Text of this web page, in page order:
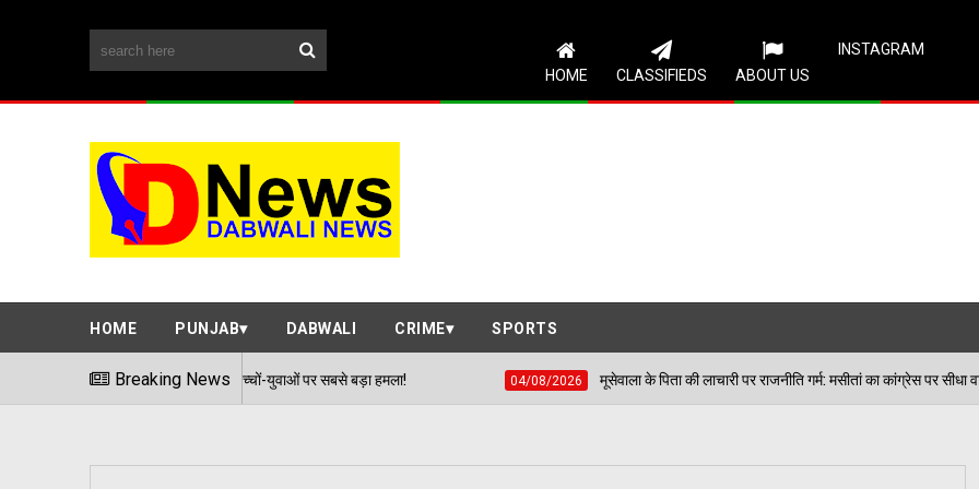
HOME CLASSIFIEDS ABOUT US
INSTAGRAM
HOME PUNJAB DABWALI CRIME SPORTS
Breaking News
की चपेट में, बच्चों-युवाओं पर सबसे बड़ा हमला! 04/08/2026 मूसेवाला के पिता की लाचारी पर राजनीति गर्म: मसीतां का कांग्रेस पर सीधा वार— कहा- 'सिखों के